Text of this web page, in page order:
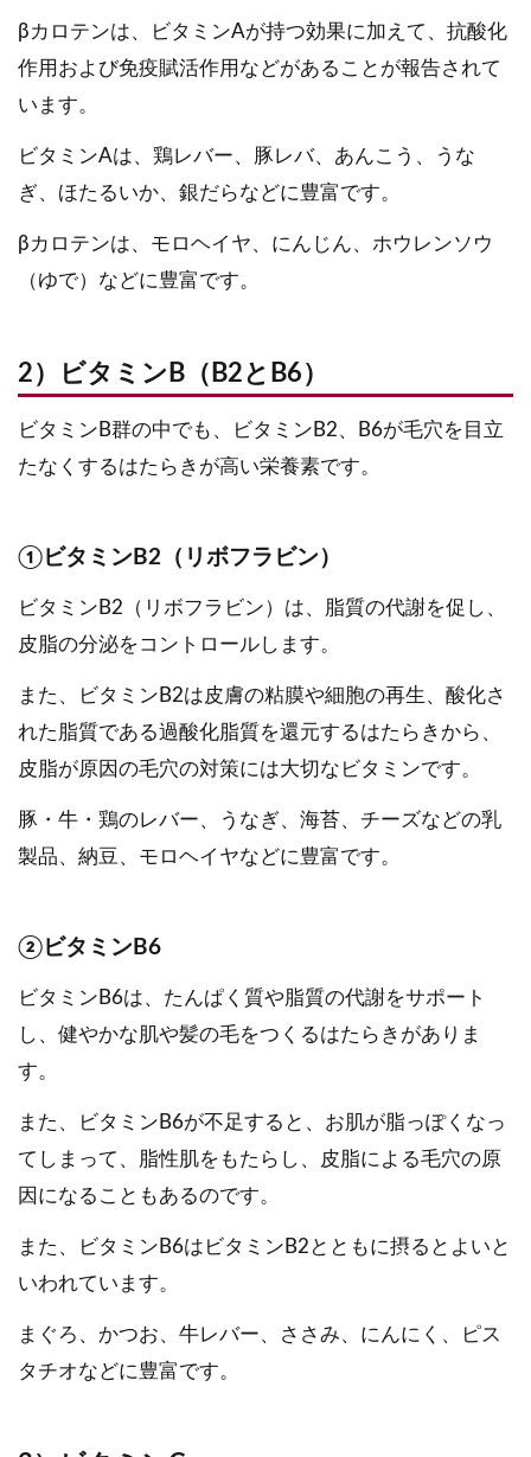
βカロテンは、ビタミンAが持つ効果に加えて、抗酸化
作用および免疫賦活作用などがあることが報告されて
います。
ビタミンAは、鶏レバー、豚レバ、あんこう、うな
ぎ、ほたるいか、銀だらなどに豊富です。
βカロテンは、モロヘイヤ、にんじん、ホウレンソウ
（ゆで）などに豊富です。
2）ビタミンB（B2とB6）
ビタミンB群の中でも、ビタミンB2、B6が毛穴を目立
たなくするはたらきが高い栄養素です。
①ビタミンB2（リボフラビン）
ビタミンB2（リボフラビン）は、脂質の代謝を促し、
皮脂の分泌をコントロールします。
また、ビタミンB2は皮膚の粘膜や細胞の再生、酸化さ
れた脂質である過酸化脂質を還元するはたらきから、
皮脂が原因の毛穴の対策には大切なビタミンです。
豚・牛・鶏のレバー、うなぎ、海苔、チーズなどの乳
製品、納豆、モロヘイヤなどに豊富です。
②ビタミンB6
ビタミンB6は、たんぱく質や脂質の代謝をサポート
し、健やかな肌や髪の毛をつくるはたらきがありま
す。
また、ビタミンB6が不足すると、お肌が脂っぽくなっ
てしまって、脂性肌をもたらし、皮脂による毛穴の原
因になることもあるのです。
また、ビタミンB6はビタミンB2とともに摂るとよいと
いわれています。
まぐろ、かつお、牛レバー、ささみ、にんにく、ピス
タチオなどに豊富です。